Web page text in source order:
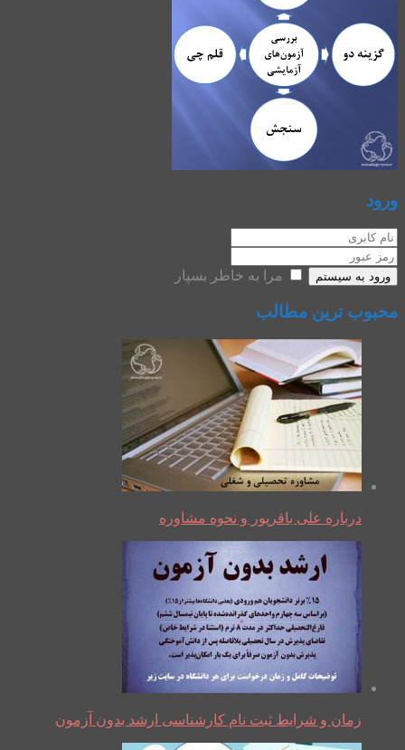
ورود
ورود به سیستم مرا به خاطر بسپار
محبوب ترین مطالب
درباره علی باقرپور و نحوه مشاوره
زمان و شرایط ثبت نام کارشناسی ارشد بدون آزمون